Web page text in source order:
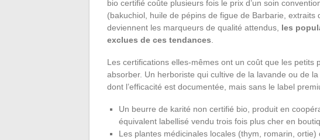
bio certifié coûte plusieurs fois le prix d’un soin
(bakuchiol, huile de pépins de figue de Barbarie,
deviennent les marqueurs de qualité attendus, les
exclues de ces tendances
Les certifications elles-mêmes ont un coût que les
absorber. Un herboriste qui cultive de la lavande ou de
dont l’efficacité est documentée, mais sans le label
Un beurre de karité non certifié bio, produit en
équivalent labellisé vendu trois fois plus cher en
Les plantes médicinales locales (thym, romarin,